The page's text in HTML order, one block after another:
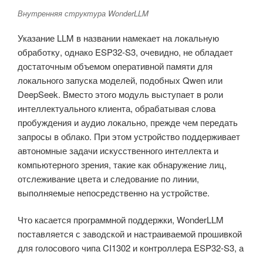
Внутренняя структура WonderLLM
Указание LLM в названии намекает на локальную
обработку, однако ESP32-S3, очевидно, не обладает
достаточным объемом оперативной памяти для
локального запуска моделей, подобных Qwen или
DeepSeek. Вместо этого модуль выступает в роли
интеллектуального клиента, обрабатывая слова
пробуждения и аудио локально, прежде чем передать
запросы в облако. При этом устройство поддерживает
автономные задачи искусственного интеллекта и
компьютерного зрения, такие как обнаружение лиц,
отслеживание цвета и следование по линии,
выполняемые непосредственно на устройстве.
Что касается программной поддержки, WonderLLM
поставляется с заводской и настраиваемой прошивкой
для голосового чипа CI1302 и контроллера ESP32-S3, а